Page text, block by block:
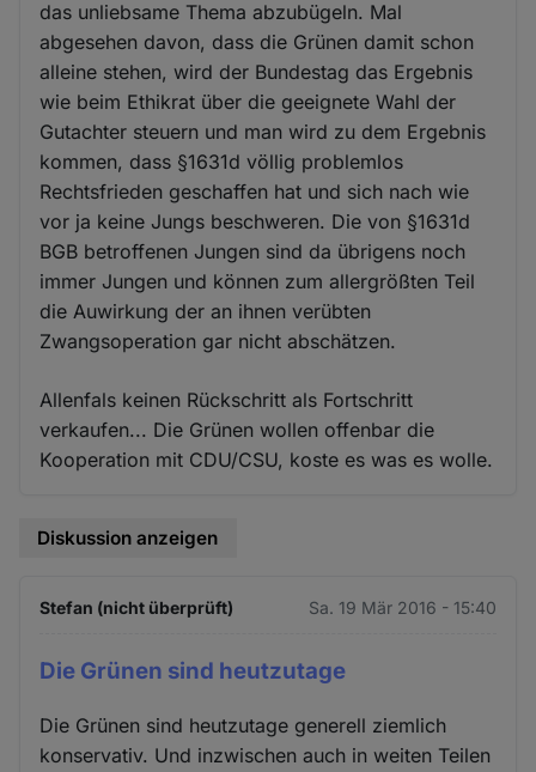
das unliebsame Thema abzubügeln. Mal
abgesehen davon, dass die Grünen damit schon
alleine stehen, wird der Bundestag das Ergebnis
wie beim Ethikrat über die geeignete Wahl der
Gutachter steuern und man wird zu dem Ergebnis
kommen, dass §1631d völlig problemlos
Rechtsfrieden geschaffen hat und sich nach wie
vor ja keine Jungs beschweren. Die von §1631d
BGB betroffenen Jungen sind da übrigens noch
immer Jungen und können zum allergrößten Teil
die Auwirkung der an ihnen verübten
Zwangsoperation gar nicht abschätzen.
Allenfals keinen Rückschritt als Fortschritt
verkaufen... Die Grünen wollen offenbar die
Kooperation mit CDU/CSU, koste es was es wolle.
Diskussion anzeigen
Stefan (nicht überprüft) Sa. 19 Mär 2016 - 15:40
Die Grünen sind heutzutage
Die Grünen sind heutzutage generell ziemlich
konservativ. Und inzwischen auch in weiten Teilen